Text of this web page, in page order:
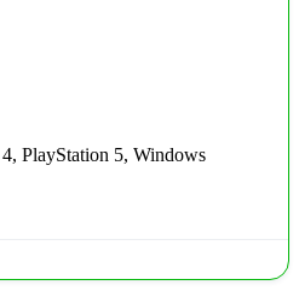
PlayStation 5, Windows